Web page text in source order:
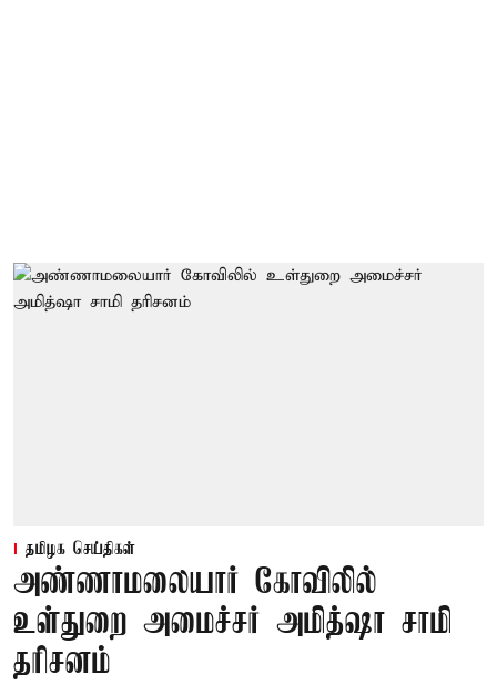
தமிழக செய்திகள்
அண்ணாமலையார் கோவிலில்
உள்துறை அமைச்சர் அமித்ஷா சாமி
தரிசனம்